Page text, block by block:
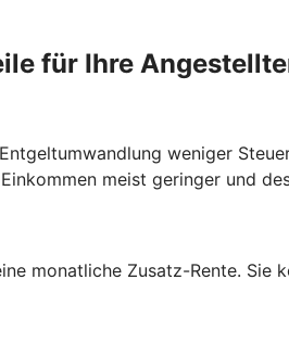
für Ihre
weniger
meist geringer und
monatliche Zusatz-Rente. Sie